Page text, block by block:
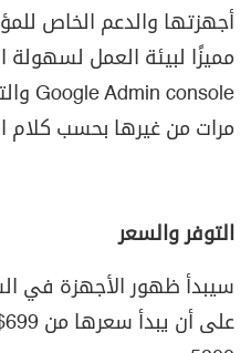
أجهزتها والدعم الخاص
مميزًا لبيئة العمل
Google Admin console
مرات من غيرها بحسب كلام
التوفر والسعر